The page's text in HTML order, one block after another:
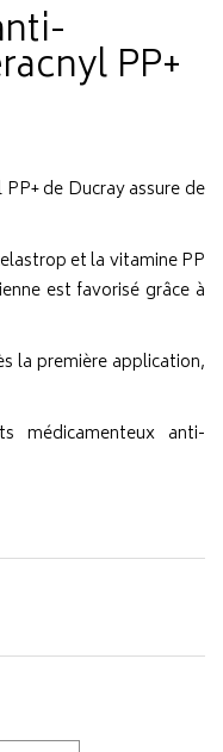
PP+
de Ducray assure de
et la vitamine PP
est favorisé grâce à
la première application,
médicamenteux anti-